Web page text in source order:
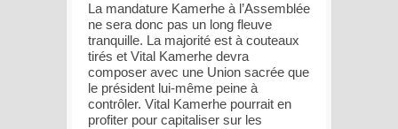
La mandature Kamerhe à l’Assemblée
ne sera donc pas un long fleuve
tranquille. La majorité est à couteaux
tirés et Vital Kamerhe devra
composer avec une Union sacrée que
le président lui-même peine à
contrôler. Vital Kamerhe pourrait en
profiter pour capitaliser sur les